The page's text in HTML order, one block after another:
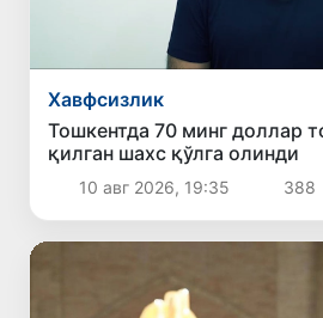
Хавфсизлик
Тошкентда 70 минг доллар
қилган шахс қўлга олинди
10 авг 2026, 19:35 388